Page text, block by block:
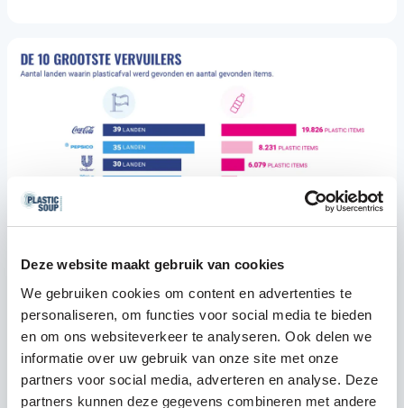
Deze website maakt gebruik van cookies
We gebruiken cookies om content en advertenties te
personaliseren, om functies voor social media te bieden
en om ons websiteverkeer te analyseren. Ook delen we
informatie over uw gebruik van onze site met onze
partners voor social media, adverteren en analyse. Deze
partners kunnen deze gegevens combineren met andere
Welke merken zijn de grootste
plasticvervuilers?